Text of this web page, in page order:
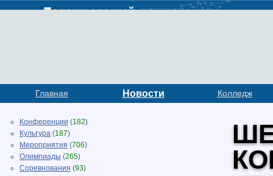
Главная Новости Колледж
Конференции (182)
Культура (187)
Мероприятия (706)
Олимпиады (265)
Соревнования (93)